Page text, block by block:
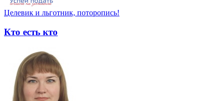
Целевик и льготник, поторопись!
Кто есть кто